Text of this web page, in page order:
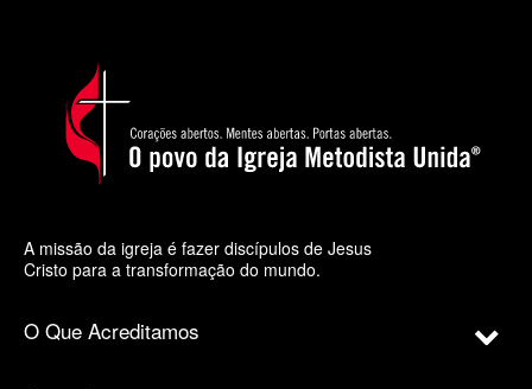
A missão da igreja é fazer discípulos de Jesus
Cristo para a transformação do mundo.
O Que Acreditamos